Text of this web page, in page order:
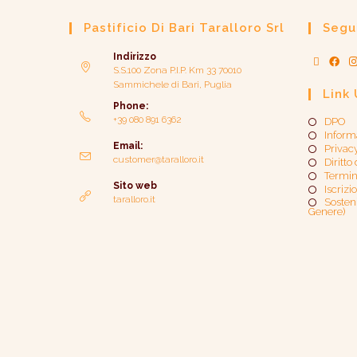
Pastificio Di Bari Taralloro Srl
Indirizzo
S.S.100 Zona P.I.P. Km 33 70010
Sammichele di Bari, Puglia
Phone:
+39 080 891 6362
Email:
customer@taralloro.it
Sito web
taralloro.it
Link
DPO
Diritto
Genere)​